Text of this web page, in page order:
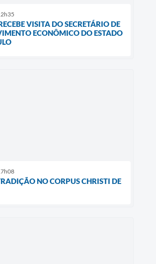
VISITA DO SECRETÁRIO DE
ECONÔMICO DO ESTADO
NO CORPUS CHRISTI DE